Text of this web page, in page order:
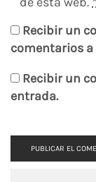
Recibir un
comentarios
Recibir un
entrada.